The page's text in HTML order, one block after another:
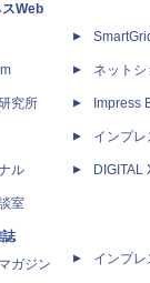
Web
究所
ル
室
誌
ガジン
ネット
Impress
インプ
DIGITAL
インプ